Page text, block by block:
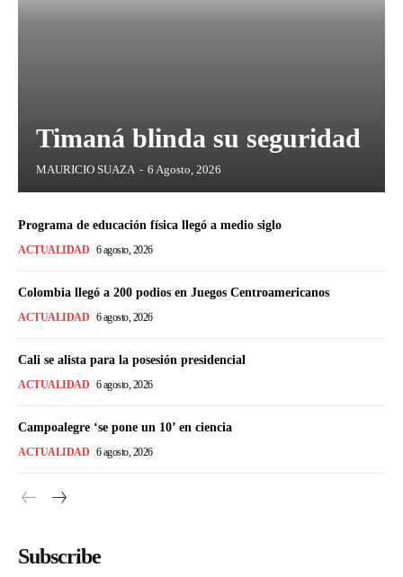
Timaná blinda su seguridad
MAURICIO SUAZA - 6 Agosto, 2026
Programa de educación física llegó a medio siglo
ACTUALIDAD 6 agosto, 2026
Colombia llegó a 200 podios en Juegos Centroamericanos
ACTUALIDAD 6 agosto, 2026
Cali se alista para la posesión presidencial
ACTUALIDAD 6 agosto, 2026
Campoalegre ‘se pone un 10’ en ciencia
ACTUALIDAD 6 agosto, 2026
Subscribe